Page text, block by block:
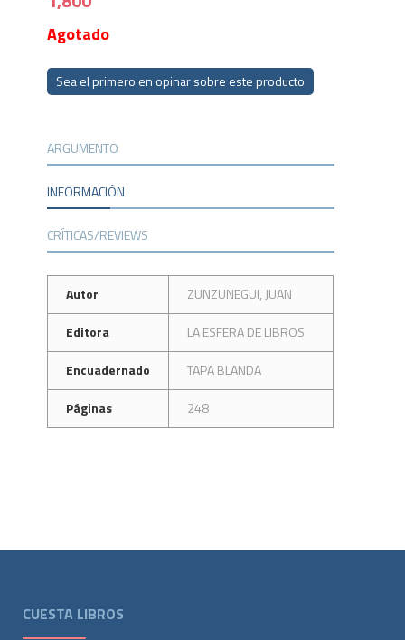
Agotado
Sea el primero en opinar sobre este producto
ARGUMENTO
INFORMACIÓN
CRÍTICAS/REVIEWS
Autor
ZUNZUNEGUI, JUAN
Editora
LA ESFERA DE LIBROS
Encuadernado
TAPA BLANDA
Páginas
248
CUESTA LIBROS